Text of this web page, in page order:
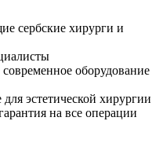
эстетической хирургии